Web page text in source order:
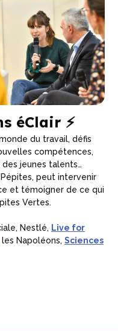
éClair ⚡️
du travail, défis
compétences,
jeunes talents…
peut intervenir
et témoigner de ce qui
Vertes.
Nestlé, Live for
les Napoléons, Sciences